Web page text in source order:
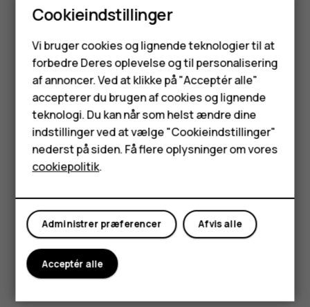
Smartphones
Feature-telefoner
Tilbehør
HMD Terra M
Tablets
Min konto
Læs og besvar mail
Tryk på Gmail .
Tryk på den meddelelse, du vil læse.
Hvis du vil besvare meddelelsen, skal du trykke på
replyeller trykke påmore_vert>Besvar alle.
Slet mail
Tryk påGmail.
cirklen med modtagerens initialer for at vælge
meddelelser og trykke pådelete
Cookieindstillinger
Vi bruger cookies og lignende teknologier til at
forbedre Deres oplevelse og til personalisering
af annoncer. Ved at klikke på "Acceptér alle"
accepterer du brugen af cookies og lignende
teknologi. Du kan når som helst ændre dine
indstillinger ved at vælge "Cookieindstillinger"
nederst på siden. Få flere oplysninger om vores
cookiepolitik.
Afvis alle
Administrer præferencer
Acceptér alle